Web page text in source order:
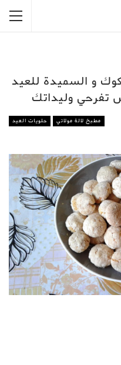
و السميدة للعيد
تفرحي وليداتك
مطبخ لالة مولاتي حلويات العيد